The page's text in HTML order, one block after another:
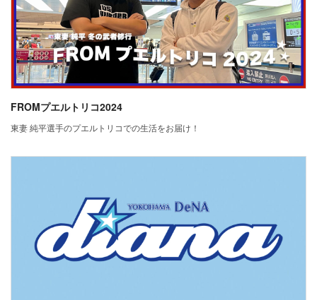
FROMプエルトリコ2024
東妻 純平選手のプエルトリコでの生活をお届け！